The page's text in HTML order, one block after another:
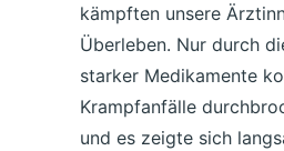
kämpften unsere
Überleben. Nur durch
starker Medikamente
Krampfanfälle
und es zeigte sich